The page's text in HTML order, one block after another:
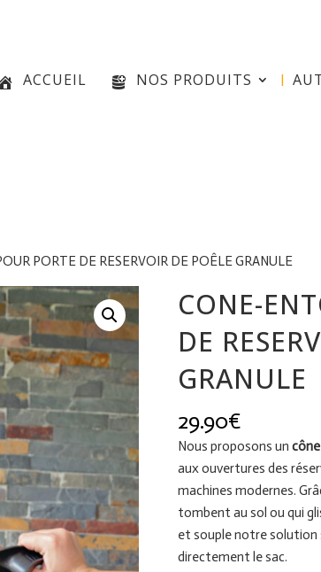
ACCUEIL NOS PRODUITS
PORTE DE RESERVOIR DE POÊLE GRANULE
CONE-
DE
GRANULE
29.90€
Nous proposons un
aux ouvertures des
machines modernes.
tombent au sol ou qui
et souple notre solution
directement le sac.